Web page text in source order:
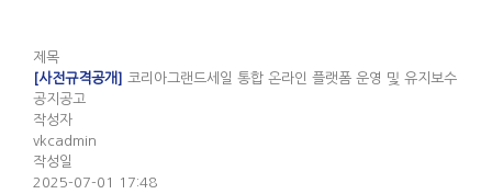
제목
[사전규격공개] 코리아그랜드세일 통합 온라인 플랫폼 운영 및 유지보수
공지공고
작성자
vkcadmin
작성일
2025-07-01 17:48